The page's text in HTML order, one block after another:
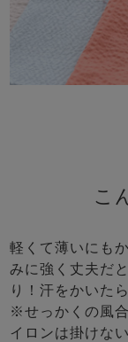
こ
軽くて薄いにも
みに強く丈夫だ
り！汗をかいた
※せっかくの風
イロンは掛けな